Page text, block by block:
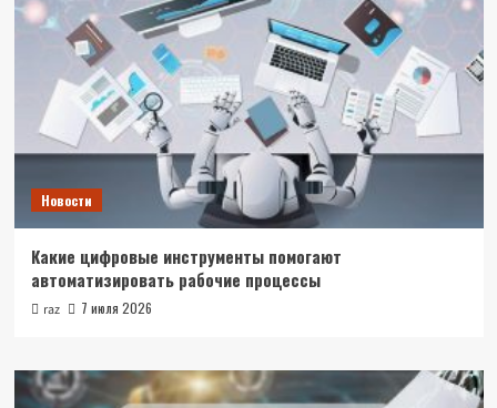
Новости
Какие цифровые инструменты помогают
автоматизировать рабочие процессы
raz 7 июля 2026